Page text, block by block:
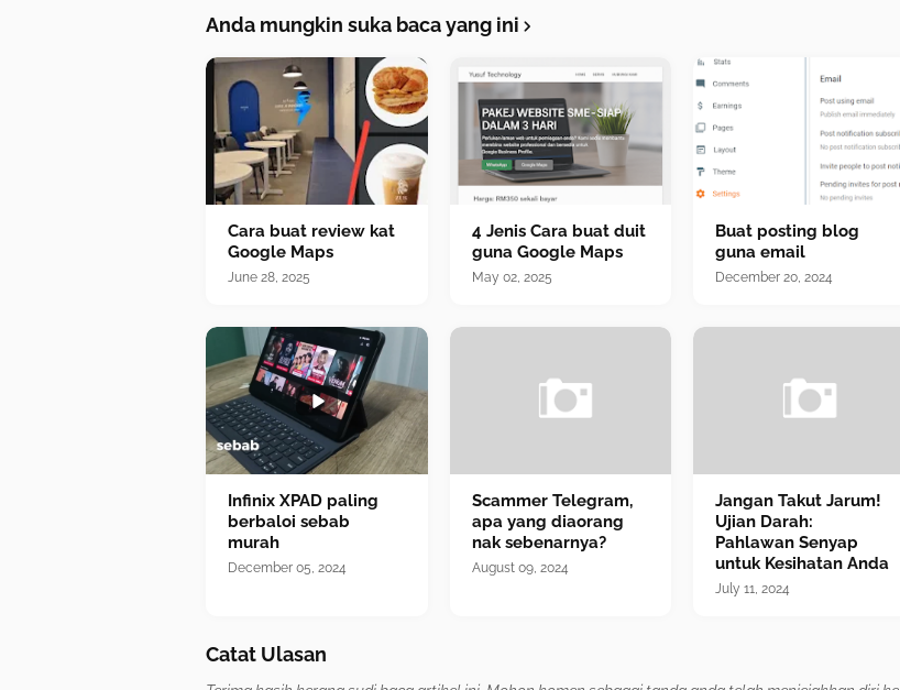
Anda mungkin suka baca yang ini
Cara buat review kat
Google Maps
June 28, 2025
4 Jenis Cara buat duit
guna Google Maps
May 02, 2025
Buat posting blog
guna email
December 20, 2024
Infinix XPAD paling
berbaloi sebab
murah
December 05, 2024
Scammer Telegram,
apa yang diaorang
nak sebenarnya?
August 09, 2024
Jangan Takut Jarum!
Ujian Darah:
Pahlawan Senyap
untuk Kesihatan Anda
July 11, 2024
Catat Ulasan